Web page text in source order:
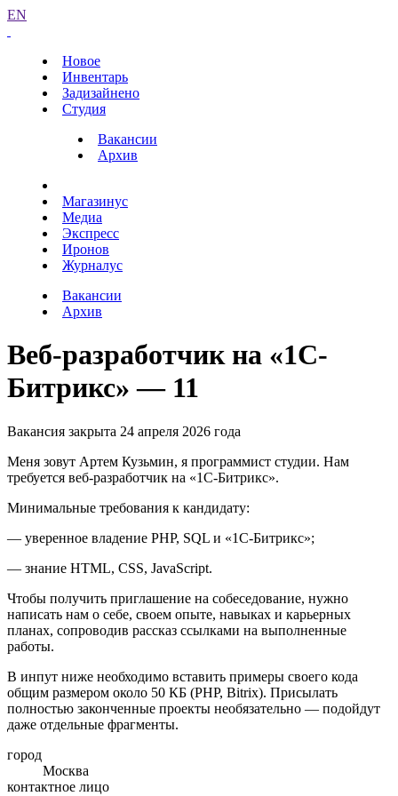
EN
Новое
Инвентарь
Задизайнено
Студия
Вакансии
Архив
Магазинус
Медиа
Экспресс
Иронов
Журналус
Вакансии
Архив
Веб-разработчик на «1С-
Битрикс» — 11
Вакансия закрыта 24 апреля 2026 года
Меня зовут Артем Кузьмин, я программист студии. Нам
требуется веб-разработчик на «1С-Битрикс».
Минимальные требования к кандидату:
— уверенное владение PHP, SQL и «1С-Битрикс»;
— знание HTML, CSS, JavaScript.
Чтобы получить приглашение на собеседование, нужно
написать нам о себе, своем опыте, навыках и карьерных
планах, сопроводив рассказ ссылками на выполненные
работы.
В инпут ниже необходимо вставить примеры своего кода
общим размером около 50 КБ (PHP, Bitrix). Присылать
полностью законченные проекты необязательно — подойдут
даже отдельные фрагменты.
город
Москва
контактное лицо